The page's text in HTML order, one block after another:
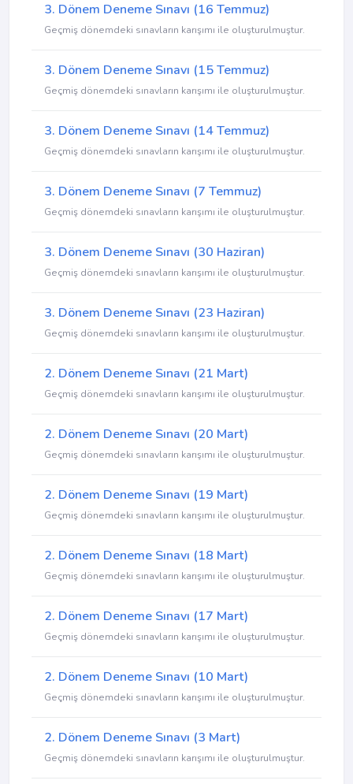
3. Dönem Deneme Sınavı (16 Temmuz)
Geçmiş dönemdeki sınavların karışımı ile oluşturulmuştur.
3. Dönem Deneme Sınavı (15 Temmuz)
Geçmiş dönemdeki sınavların karışımı ile oluşturulmuştur.
3. Dönem Deneme Sınavı (14 Temmuz)
Geçmiş dönemdeki sınavların karışımı ile oluşturulmuştur.
3. Dönem Deneme Sınavı (7 Temmuz)
Geçmiş dönemdeki sınavların karışımı ile oluşturulmuştur.
3. Dönem Deneme Sınavı (30 Haziran)
Geçmiş dönemdeki sınavların karışımı ile oluşturulmuştur.
3. Dönem Deneme Sınavı (23 Haziran)
Geçmiş dönemdeki sınavların karışımı ile oluşturulmuştur.
2. Dönem Deneme Sınavı (21 Mart)
Geçmiş dönemdeki sınavların karışımı ile oluşturulmuştur.
2. Dönem Deneme Sınavı (20 Mart)
Geçmiş dönemdeki sınavların karışımı ile oluşturulmuştur.
2. Dönem Deneme Sınavı (19 Mart)
Geçmiş dönemdeki sınavların karışımı ile oluşturulmuştur.
2. Dönem Deneme Sınavı (18 Mart)
Geçmiş dönemdeki sınavların karışımı ile oluşturulmuştur.
2. Dönem Deneme Sınavı (17 Mart)
Geçmiş dönemdeki sınavların karışımı ile oluşturulmuştur.
2. Dönem Deneme Sınavı (10 Mart)
Geçmiş dönemdeki sınavların karışımı ile oluşturulmuştur.
2. Dönem Deneme Sınavı (3 Mart)
Geçmiş dönemdeki sınavların karışımı ile oluşturulmuştur.